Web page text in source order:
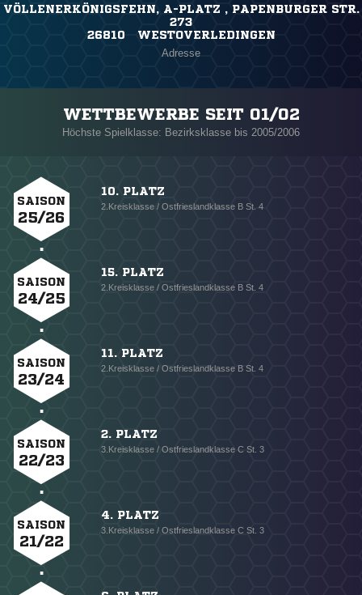
VÖLLENERKÖNIGSFEHN, A-PLATZ , PAPENBURGER STR.
273
26810 WESTOVERLEDINGEN
Adresse
WETTBEWERBE SEIT 01/02
Höchste Spielklasse: Bezirksklasse bis 2005/2006
SAISON
25/26
10. PLATZ
2.Kreisklasse / Ostfrieslandklasse B St. 4
SAISON
24/25
15. PLATZ
2.Kreisklasse / Ostfrieslandklasse B St. 4
SAISON
23/24
11. PLATZ
2.Kreisklasse / Ostfrieslandklasse B St. 4
SAISON
22/23
2. PLATZ
3.Kreisklasse / Ostfrieslandklasse C St. 3
SAISON
21/22
4. PLATZ
3.Kreisklasse / Ostfrieslandklasse C St. 3